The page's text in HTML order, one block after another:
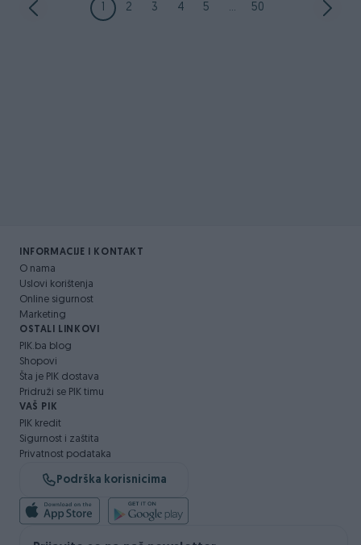
1 2 3 4 5 ... 50
INFORMACIJE I KONTAKT
O nama
Uslovi korištenja
Online sigurnost
Marketing
OSTALI LINKOVI
PIK.ba blog
Shopovi
Šta je PIK dostava
Pridruži se PIK timu
VAŠ PIK
PIK kredit
Sigurnost i zaštita
Privatnost podataka
Podrška korisnicima